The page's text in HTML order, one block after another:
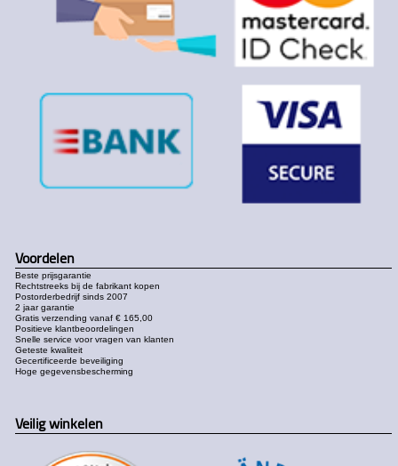
Voordelen
Beste prijsgarantie
Rechtstreeks bij de fabrikant kopen
Postorderbedrijf sinds 2007
2 jaar garantie
Gratis verzending vanaf € 165,00
Positieve klantbeoordelingen
Snelle service voor vragen van klanten
Geteste kwaliteit
Gecertificeerde beveiliging
Hoge gegevensbescherming
Veilig winkelen